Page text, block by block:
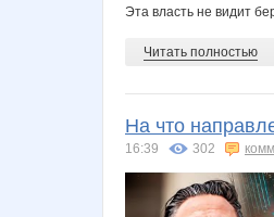
Эта власть не видит
Читать полностью
На что
16:39 302